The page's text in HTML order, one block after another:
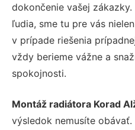
dokončenie vašej
ľudia, sme tu pre vás
v prípade riešenia
vždy berieme vážne a
spokojnosti.
Montáž radiátora Korad
výsledok nemusíte